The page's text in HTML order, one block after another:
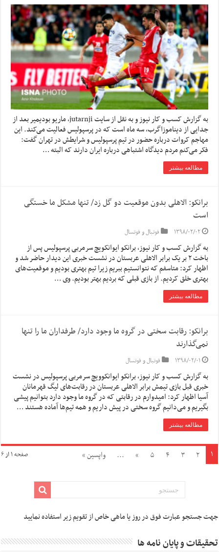
به گزارش کسب و کار نیوز و به نقل از سایت jutarnji، ماریو بودیمیر بعد از
جدایی از دیناموزاگرب، سه ماه است که در پرسپولیس فعالیت می‌کند. این
مهاجم کروات درباره حضور در تیم پرسپولیس و شرایطش در تهران گفت:
فکر می‌کنم مردم دیدگاه اشتباهی درباره ایران دارند که البته …
مطالعه بیشتر
برانکو: الاهلی بدون موقعیت دو گل زد/ تنها مشکل ما خستگی
است
۱۳۹۸/۰۲/۰۲ فوتبال و فوتسال
به گزارش کسب و کار نیوز، برانکو ایوانکویچ سرمربی پرسپولیس پس از
باخت ۲ بر یک برابر الاهلی عربستان در نشست خبری این دیدار حاضر شد و
اظهار کرد: متاسفم که نتوانستیم ببریم زیرا تیم بهتری بودیم و موقعیت‌های
بهتری خلق کردیم. از بازی قبلی که بردیم بهتر بودیم. وی …
مطالعه بیشتر
برانکو: رقابت سختی در گروه ما وجود دارد/ طرفداران ما را تنها
نمی‌گذارند
۱۳۹۸/۰۲/۰۱ فوتبال و فوتسال
به گزارش کسب و کار نیوز، برانکو ایوانکوویچ سرمربی پرسپولیس در نشست
خبری قبل بازی تیمش برابر الاهلی عربستان در رقابت‌های لیگ قهرمانان
آسیا اظهار کرد: امیدوارم در رقابتی که در گروه ما وجود دارد بتوانیم پیشی
بگیریم و می‌دانیم گروه سختی در پیش داریم و همه تیم‌ها آماده هستند …
مطالعه بیشتر
صفحه ۱ از ۶ ۱ ۲ ۳ ۴ ۵ »
... واپسین »
جهت جستجو عبارت فوق در روز یا ماهی خاص از تقویم زیر استفاده نمایید
تحقیقات و پایان نامه ها